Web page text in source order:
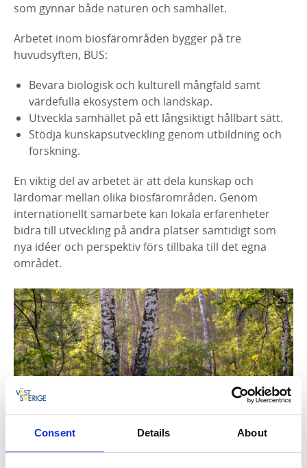
Consent Details About
som gynnar både naturen och samhället.
Arbetet inom biosfärområden bygger på tre
huvudsyften, BUS:
Bevara biologisk och kulturell mångfald samt
värdefulla ekosystem och landskap.
Utveckla samhället på ett långsiktigt hållbart sätt.
Stödja kunskapsutveckling genom utbildning och
forskning.
En viktig del av arbetet är att dela kunskap och
lärdomar mellan olika biosfärområden. Genom
internationellt samarbete kan lokala erfarenheter
bidra till utveckling på andra platser samtidigt som
nya idéer och perspektiv förs tillbaka till det egna
området.